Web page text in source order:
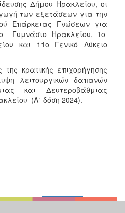
Δήμου Ηρακλείου, οι
των εξετάσεων για την
Επάρκειας Γνώσεων για
Γυμνάσιο Ηρακλείου, 1ο
και 11ο Γενικό Λύκειο
κρατικής επιχορήγησης
λειτουργικών δαπανών
και Δευτεροβάθμιας
(Α΄ δόση 2024).